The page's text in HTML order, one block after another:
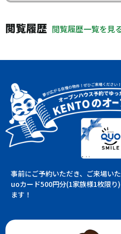
閲覧履歴 閲覧履歴一覧を見
事前にご予約いただき、ご来場い
uoカード500円分(1家族様1枚限り
ます！